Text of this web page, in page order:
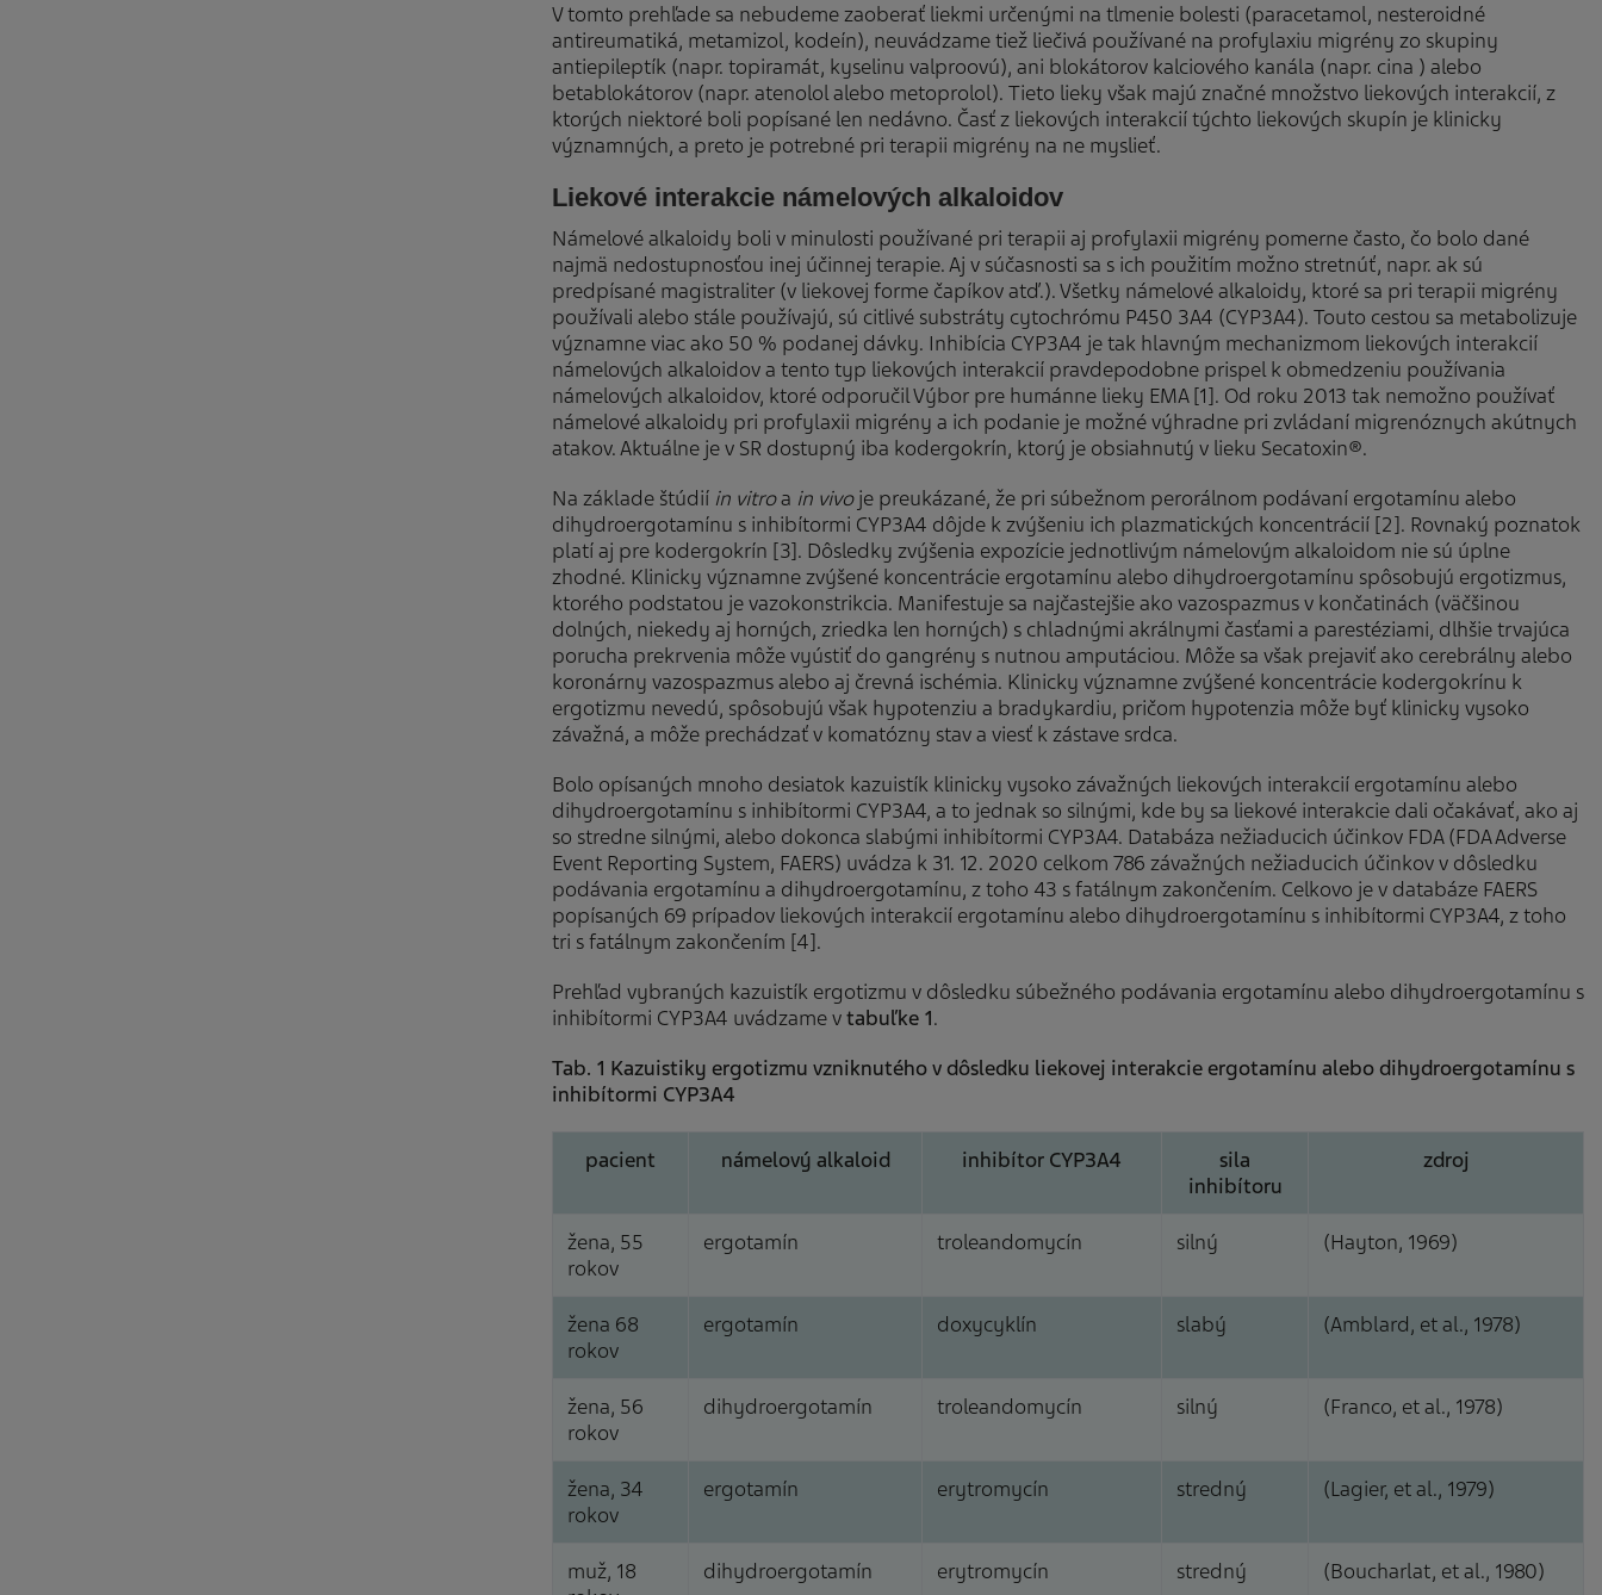
V tomto prehľade sa nebudeme zaoberať liekmi určenými na tlmenie bolesti (paracetamol, nesteroidné
antireumatiká, metamizol, kodeín), neuvádzame tiež liečivá používané na profylaxiu migrény zo skupiny
antiepileptík (napr. topiramát, kyselinu valproovú), ani blokátorov kalciového kanála (napr. cina ) alebo
betablokátorov (napr. atenolol alebo metoprolol). Tieto lieky však majú značné množstvo liekových interakcií, z
ktorých niektoré boli popísané len nedávno. Časť z liekových interakcií týchto liekových skupín je klinicky
významných, a preto je potrebné pri terapii migrény na ne myslieť.
Liekové interakcie námelových alkaloidov
Námelové alkaloidy boli v minulosti používané pri terapii aj profylaxii migrény pomerne často, čo bolo dané
najmä nedostupnosťou inej účinnej terapie. Aj v súčasnosti sa s ich použitím možno stretnúť, napr. ak sú
predpísané magistraliter (v liekovej forme čapíkov atď.). Všetky námelové alkaloidy, ktoré sa pri terapii migrény
používali alebo stále používajú, sú citlivé substráty cytochrómu P450 3A4 (CYP3A4). Touto cestou sa metabolizuje
významne viac ako 50 % podanej dávky. Inhibícia CYP3A4 je tak hlavným mechanizmom liekových interakcií
námelových alkaloidov a tento typ liekových interakcií pravdepodobne prispel k obmedzeniu používania
námelových alkaloidov, ktoré odporučil Výbor pre humánne lieky EMA [1]. Od roku 2013 tak nemožno používať
námelové alkaloidy pri profylaxii migrény a ich podanie je možné výhradne pri zvládaní migrenóznych akútnych
atakov. Aktuálne je v SR dostupný iba kodergokrín, ktorý je obsiahnutý v lieku Secatoxin®.
Na základe štúdií in vitroa in vivoje preukázané, že pri súbežnom perorálnom podávaní ergotamínu alebo
dihydroergotamínu s inhibítormi CYP3A4 dôjde k zvýšeniu ich plazmatických koncentrácií [2]. Rovnaký poznatok
platí aj pre kodergokrín [3]. Dôsledky zvýšenia expozície jednotlivým námelovým alkaloidom nie sú úplne
zhodné. Klinicky významne zvýšené koncentrácie ergotamínu alebo dihydroergotamínu spôsobujú ergotizmus,
ktorého podstatou je vazokonstrikcia. Manifestuje sa najčastejšie ako vazospazmus v končatinách (väčšinou
dolných, niekedy aj horných, zriedka len horných) s chladnými akrálnymi časťami a parestéziami, dlhšie trvajúca
porucha prekrvenia môže vyústiť do gangrény s nutnou amputáciou. Môže sa však prejaviť ako cerebrálny alebo
koronárny vazospazmus alebo aj črevná ischémia. Klinicky významne zvýšené koncentrácie kodergokrínu k
ergotizmu nevedú, spôsobujú však hypotenziu a bradykardiu, pričom hypotenzia môže byť klinicky vysoko
závažná, a môže prechádzať v komatózny stav a viesť k zástave srdca.
Bolo opísaných mnoho desiatok kazuistík klinicky vysoko závažných liekových interakcií ergotamínu alebo
dihydroergotamínu s inhibítormi CYP3A4, a to jednak so silnými, kde by sa liekové interakcie dali očakávať, ako aj
so stredne silnými, alebo dokonca slabými inhibítormi CYP3A4. Databáza nežiaducich účinkov FDA (FDA Adverse
Event Reporting System, FAERS) uvádza k 31. 12. 2020 celkom 786 závažných nežiaducich účinkov v dôsledku
podávania ergotamínu a dihydroergotamínu, z toho 43 s fatálnym zakončením. Celkovo je v databáze FAERS
popísaných 69 prípadov liekových interakcií ergotamínu alebo dihydroergotamínu s inhibítormi CYP3A4, z toho
tri s fatálnym zakončením [4].
Prehľad vybraných kazuistík ergotizmu v dôsledku súbežného podávania ergotamínu alebo dihydroergotamínu s
inhibítormi CYP3A4 uvádzame vtabuľke 1.
Tab. 1 Kazuistiky ergotizmu vzniknutého v dôsledku liekovej interakcie ergotamínu alebo dihydroergotamínu s
inhibítormi CYP3A4
pacient námelový alkaloid inhibítor CYP3A4
sila
inhibítoru
zdroj
žena, 55
rokov
ergotamín troleandomycín silný (Hayton, 1969)
žena 68
rokov
ergotamín doxycyklín slabý (Amblard, et al., 1978)
žena, 56
rokov
dihydroergotamín troleandomycín silný (Franco, et al., 1978)
žena, 34
rokov
ergotamín erytromycín stredný (Lagier, et al., 1979)
muž, 18
dihydroergotamín erytromycín stredný (Boucharlat, et al., 1980)